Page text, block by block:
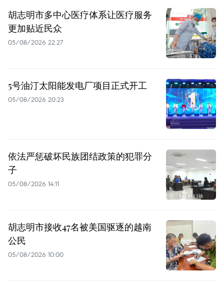
胡志明市多中心医疗体系让医疗服务
更加贴近民众
05/08/2026 22:27
5号油汀太阳能发电厂项目正式开工
05/08/2026 20:23
依法严惩破坏民族团结政策的犯罪分
子
05/08/2026 14:11
胡志明市接收47名被美国驱逐的越南
公民
05/08/2026 10:00